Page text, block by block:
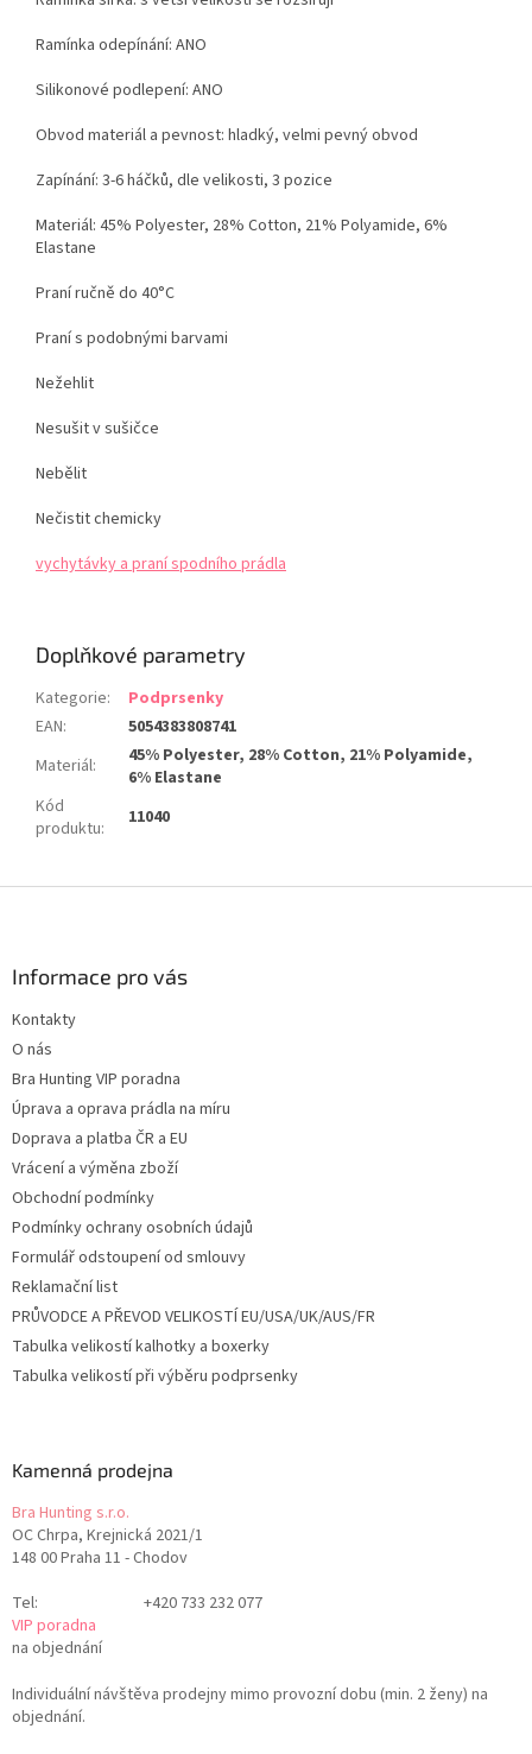
Ramínka odepínání: ANO
Silikonové podlepení: ANO
Obvod materiál a pevnost: hladký, velmi pevný obvod
Zapínání: 3-6 háčků, dle velikosti, 3 pozice
Materiál: 45% Polyester, 28% Cotton, 21% Polyamide, 6%
Elastane
Praní ručně do 40°C
Praní s podobnými barvami
Nežehlit
Nesušit v sušičce
Nebělit
Nečistit chemicky
vychytávky a praní spodního prádla
Doplňkové parametry
Kategorie:
Podprsenky
EAN:
5054383808741
Materiál:
45% Polyester, 28% Cotton, 21% Polyamide,
6% Elastane
Kód
produktu: 11040
Informace pro vás
Kontakty
O nás
Bra Hunting VIP poradna
Úprava a oprava prádla na míru
Doprava a platba ČR a EU
Vrácení a výměna zboží
Obchodní podmínky
Podmínky ochrany osobních údajů
Formulář odstoupení od smlouvy
Reklamační list
PRŮVODCE A PŘEVOD VELIKOSTÍ EU/USA/UK/AUS/FR
Tabulka velikostí kalhotky a boxerky
Tabulka velikostí při výběru podprsenky
Kamenná prodejna
Bra Hunting s.r.o.
OC Chrpa, Krejnická 2021/1
148 00 Praha 11 - Chodov
Tel:
+420 733 232 077
VIP poradna
na objednání
Individuální návštěva prodejny mimo provozní dobu (min. 2 ženy) na
objednání.